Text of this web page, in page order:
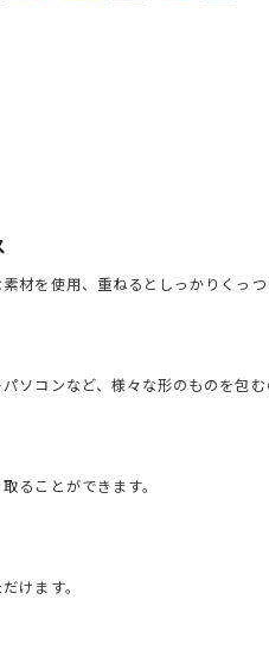
材を使用、重ねるとしっかりくっつ
ソコンなど、様々な形のものを包む
ることができます。
けます。